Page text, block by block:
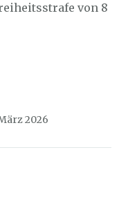
von 8
2026